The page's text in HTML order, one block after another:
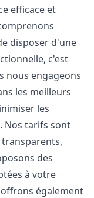
efficace et
disposer d'une
c'est
nous engageons
les meilleurs
les
Nos tarifs sont
des
à votre
également